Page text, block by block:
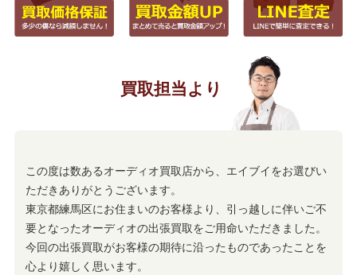
買取担当より
この度は数あるオーディオ買取店から、エイブイをお選びい
ただきありがとうございます。
東京都練馬区にお住まいのお客様より、引っ越しに伴いご不
要となったオーディオの出張買取をご用命いただきました。
今回の出張買取がお客様の期待に沿ったものであったことを
心より嬉しく思います。